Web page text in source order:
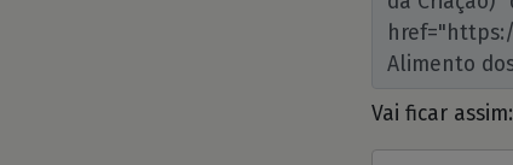
Vai ficar assim: